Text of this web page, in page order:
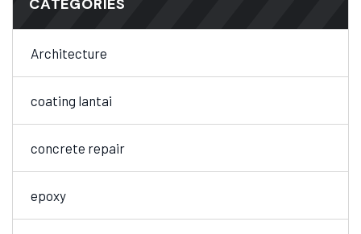
CATEGORIES
Architecture
coating lantai
concrete repair
epoxy